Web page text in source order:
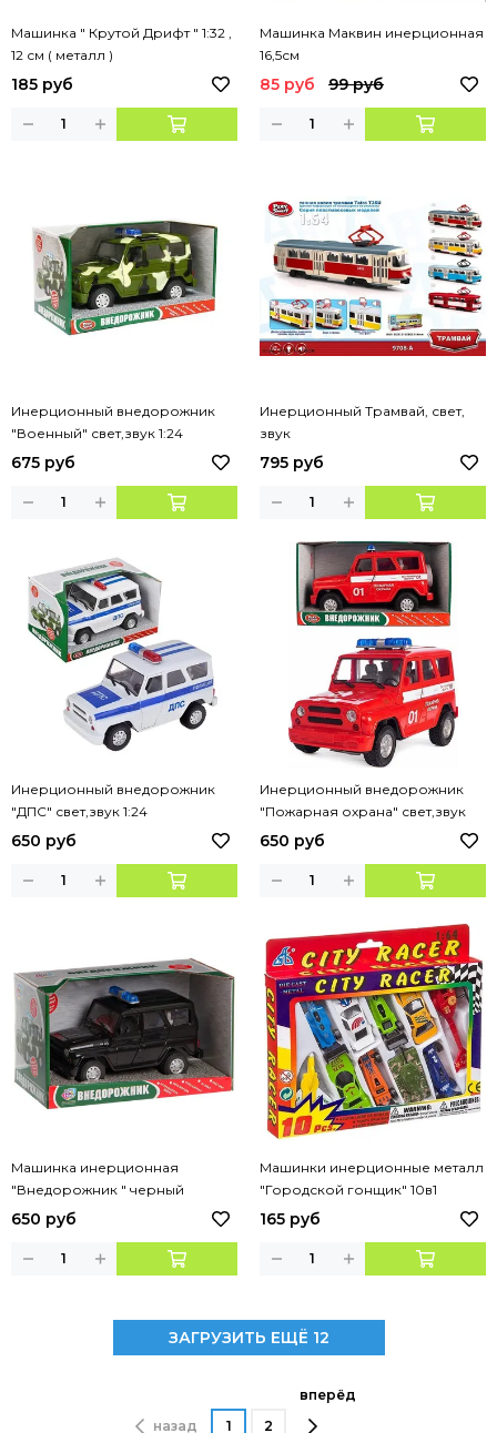
Машинка " Крутой Дрифт " 1:32 ,
12 см ( металл )
185 руб
Машинка Маквин инерционная
16,5см
85 руб 99 руб
Инерционный внедорожник
"Военный" свет,звук 1:24
675 руб
Инерционный Трамвай, свет,
звук
795 руб
Инерционный внедорожник
"ДПС" свет,звук 1:24
650 руб
Инерционный внедорожник
"Пожарная охрана" свет,звук
1:24
650 руб
Машинка инерционная
"Внедорожник " черный
свет.звук 1:24
650 руб
Машинки инерционные металл
"Городской гонщик" 10в1
165 руб
ЗАГРУЗИТЬ ЕЩЁ 12
назад 1 2
вперёд